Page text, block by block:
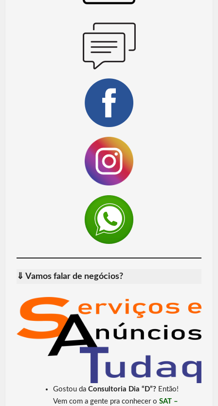
⇓ Vamos falar de negócios?
Gostou daConsultoria Dia “D”? Então!
Vem com a gente pra conhecer oSAT –